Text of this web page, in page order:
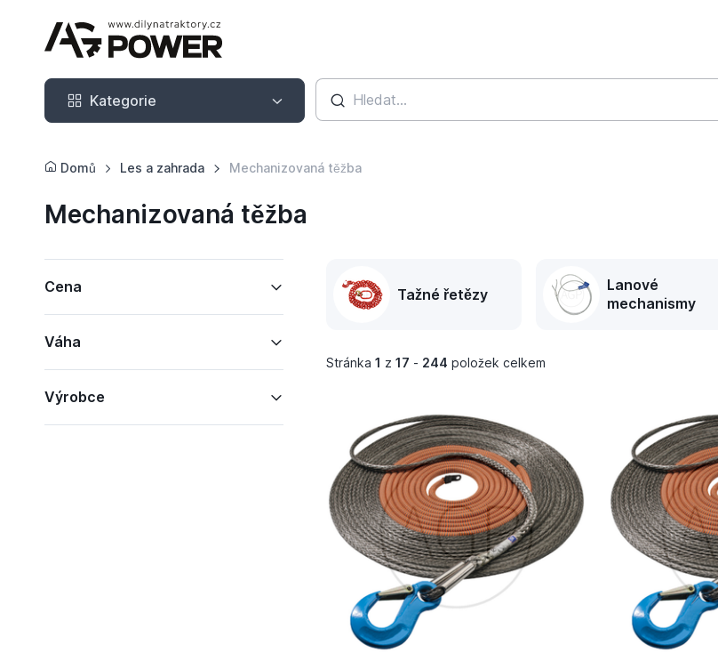
Kategorie
Kategorie
Domů Les a zahrada Mechanizovaná těžba
Mechanizovaná těžba
Cena
Váha
Výrobce
Tažné řetězy
Lanové
mechanismy
Stránka 1 z 17 - 244 položek celkem